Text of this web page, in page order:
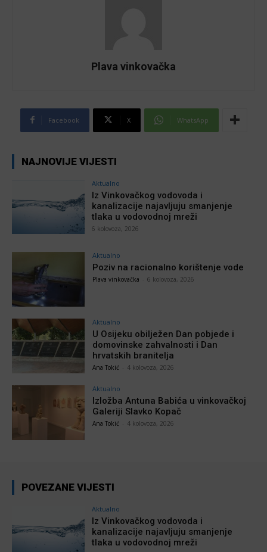
Plava vinkovačka
Facebook X WhatsApp
NAJNOVIJE VIJESTI
Aktualno
Iz Vinkovačkog vodovoda i
kanalizacije najavljuju smanjenje
tlaka u vodovodnoj mreži
6 kolovoza, 2026
Aktualno
Poziv na racionalno korištenje vode
Plava vinkovačka 6 kolovoza, 2026
Aktualno
U Osijeku obilježen Dan pobjede i
domovinske zahvalnosti i Dan
hrvatskih branitelja
Ana Tokić 4 kolovoza, 2026
Aktualno
Izložba Antuna Babića u vinkovačkoj
Galeriji Slavko Kopač
Ana Tokić 4 kolovoza, 2026
POVEZANE VIJESTI
Aktualno
Iz Vinkovačkog vodovoda i
kanalizacije najavljuju smanjenje
tlaka u vodovodnoj mreži